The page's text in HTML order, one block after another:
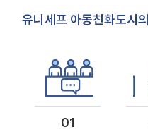
유니세프 아동친화도시
01